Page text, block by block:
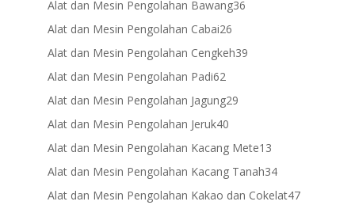
Alat dan Mesin Pengolahan Bawang3636
Alat dan Mesin Pengolahan Cabai2626
products
Alat dan Mesin Pengolahan Cengkeh3939
Alat dan Mesin Pengolahan Padi6262
products
Alat dan Mesin Pengolahan Jagung2929
Alat dan Mesin Pengolahan Jeruk4040
products
Alat dan Mesin Pengolahan Kacang Mete1313
products
Alat dan Mesin Pengolahan Kacang Tanah3434
products
Alat dan Mesin Pengolahan Kakao dan Cokelat4747